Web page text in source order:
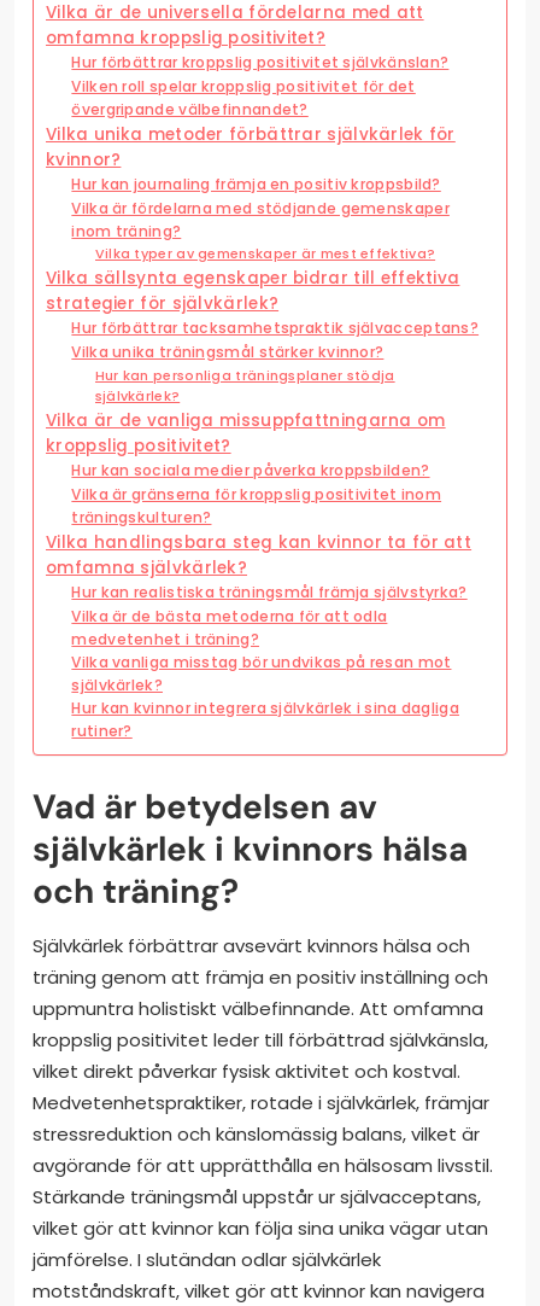
Vilka är de universella fördelarna med att
omfamna kroppslig positivitet?
Hur förbättrar kroppslig positivitet självkänslan?
Vilken roll spelar kroppslig positivitet för det
övergripande välbefinnandet?
Vilka unika metoder förbättrar självkärlek för
kvinnor?
Hur kan journaling främja en positiv kroppsbild?
Vilka är fördelarna med stödjande gemenskaper
inom träning?
Vilka typer av gemenskaper är mest effektiva?
Vilka sällsynta egenskaper bidrar till effektiva
strategier för självkärlek?
Hur förbättrar tacksamhetspraktik självacceptans?
Vilka unika träningsmål stärker kvinnor?
Hur kan personliga träningsplaner stödja
självkärlek?
Vilka är de vanliga missuppfattningarna om
kroppslig positivitet?
Hur kan sociala medier påverka kroppsbilden?
Vilka är gränserna för kroppslig positivitet inom
träningskulturen?
Vilka handlingsbara steg kan kvinnor ta för att
omfamna självkärlek?
Hur kan realistiska träningsmål främja självstyrka?
Vilka är de bästa metoderna för att odla
medvetenhet i träning?
Vilka vanliga misstag bör undvikas på resan mot
självkärlek?
Hur kan kvinnor integrera självkärlek i sina dagliga
rutiner?
Vad är betydelsen av
självkärlek i kvinnors hälsa
och träning?
Självkärlek förbättrar avsevärt kvinnors hälsa och
träning genom att främja en positiv inställning och
uppmuntra holistiskt välbefinnande. Att omfamna
kroppslig positivitet leder till förbättrad självkänsla,
vilket direkt påverkar fysisk aktivitet och kostval.
Medvetenhetspraktiker, rotade i självkärlek, främjar
stressreduktion och känslomässig balans, vilket är
avgörande för att upprätthålla en hälsosam livsstil.
Stärkande träningsmål uppstår ur självacceptans,
vilket gör att kvinnor kan följa sina unika vägar utan
jämförelse. I slutändan odlar självkärlek
motståndskraft, vilket gör att kvinnor kan navigera